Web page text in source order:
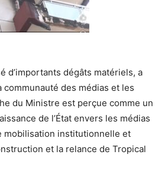
d’importants dégâts matériels, a
des médias et les
du Ministre est perçue comme un
de l’État envers les médias
mobilisation institutionnelle et
et la relance de Tropical